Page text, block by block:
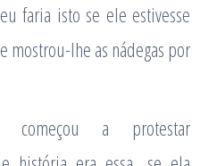
faria isto se ele estivesse
mostrou-lhe as nádegas por
começou a protestar